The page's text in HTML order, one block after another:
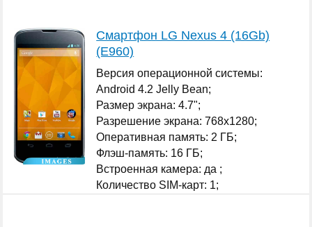
Смартфон LG Nexus 4 (16Gb)
(E960)
Версия операционной системы:
Android 4.2 Jelly Bean;
Размер экрана: 4.7";
Разрешение экрана: 768x1280;
Оперативная память: 2 ГБ;
Флэш-память: 16 ГБ;
Встроенная камера: да ;
Количество SIM-карт: 1;